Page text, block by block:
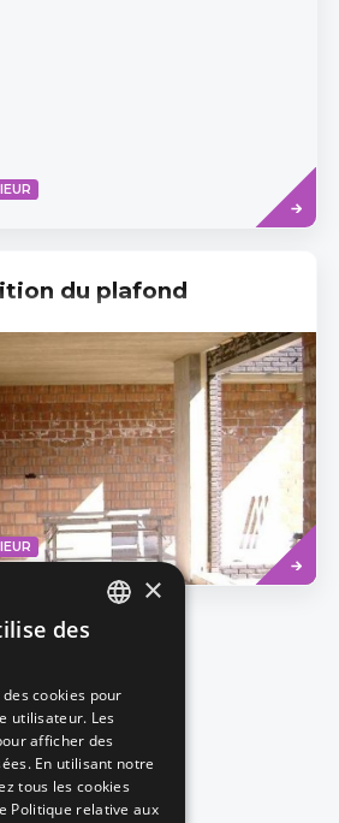
more
du plafond
Read
more
Page
2 Page
3
×
des
cookies pour
utilisateur. Les
afficher des
En utilisant notre
tous les cookies
Politique relative aux